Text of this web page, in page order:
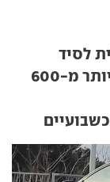
עם 204 כ"ס וטווח מרשים של יותר מ-600